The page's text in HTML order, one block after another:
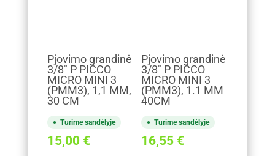
Pjovimo grandinė
3/8" P PICCO
MICRO MINI 3
(PMM3), 1,1 MM,
30 CM
Turime sandėlyje
15,00 €
Pjovimo grandinė
3/8" P PICCO
MICRO MINI 3
(PMM3), 1.1 MM
40CM
Turime sandėlyje
16,55 €